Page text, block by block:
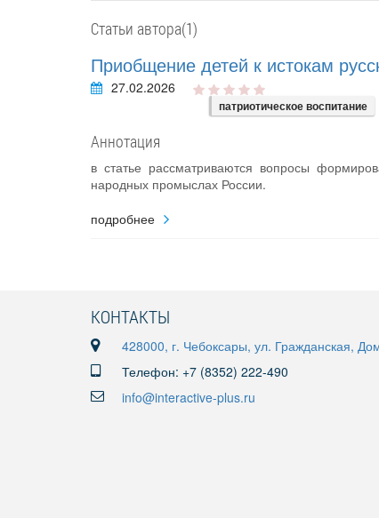
Статьи автора(1)
Приобщение детей к истокам
27.02.2026
патриотическое воспитание
Аннотация
в статье рассматриваются вопросы
народных промыслах России.
подробнее
КОНТАКТЫ
428000, г. Чебоксары, ул. Гражданская,
Телефон: +7 (8352) 222-490
info@interactive-plus.ru